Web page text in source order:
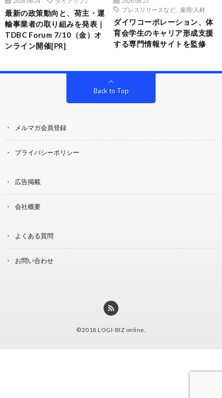
最新の政策動向と、荷主・運
輸事業者の取り組みを発表｜
TDBC Forum 7/10（金）オ
ンライン開催[PR]
プレスリリースなど
雇用/人材
ダイワコーポレーション、体
育会学生のキャリア形成支援
する専門情報サイトを監修
Back to Top
メルマガ会員登録
プライバシーポリシー
広告掲載
会社概要
よくある質問
お問い合わせ
©2018 LOGI-BIZ online